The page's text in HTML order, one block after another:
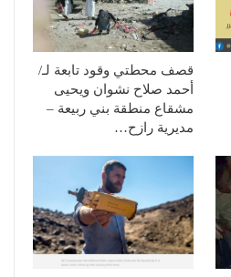
قصف محطتي وقود تابعة لـ/
أحمد صلاح نشوان ويحيى
مشقاع منطقة بني ربيعة –
مديرية رازح…